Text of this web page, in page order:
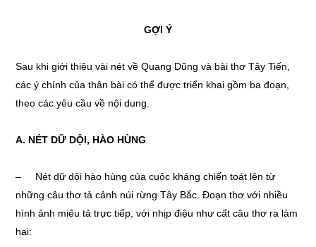
GỢI Ý
Sau khi giới thiệu vài nét về Quang Dũng và bài thơ Tây Tiến,
các ý chính của thân bài có thể được triển khai gồm ba đoạn,
theo các yêu cầu về nội dung.
A. NÉT DỮ DỘI, HÀO HÙNG
– Nét dữ dội hào hùng của cuộc kháng chiến toát lên từ
những câu thơ tả cảnh núi rừng Tây Bắc. Đoạn thơ với nhiều
hình ảnh miêu tả trực tiếp, với nhịp điệu như cất câu thơ ra làm
hai: